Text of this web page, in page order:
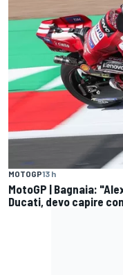
MOTOGP13 h
MotoGP | Bagnaia:
Ducati, devo capire